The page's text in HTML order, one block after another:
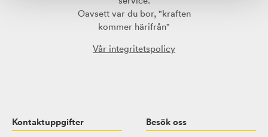
Oavsett var du bor, "kraften
kommer härifrån"
Vår integritetspolicy
Kontaktuppgifter Besök oss